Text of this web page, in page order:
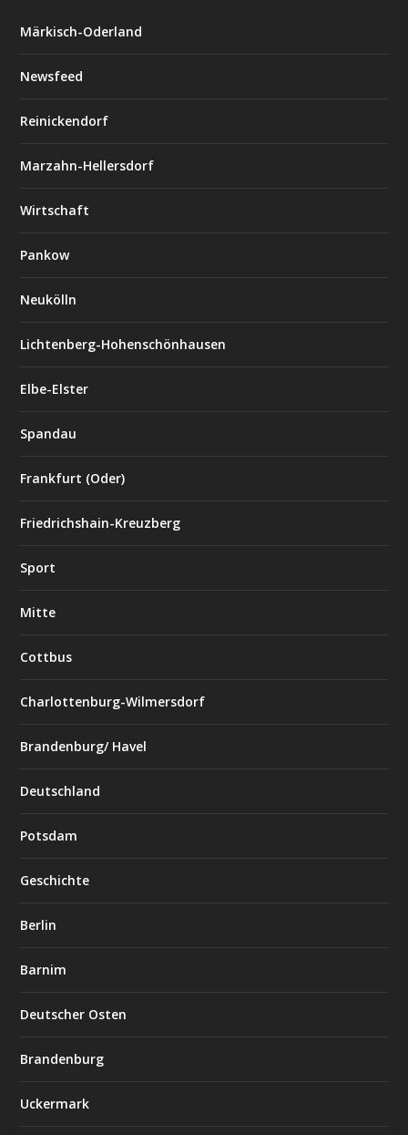
Märkisch-Oderland
Newsfeed
Reinickendorf
Marzahn-Hellersdorf
Wirtschaft
Pankow
Neukölln
Lichtenberg-Hohenschönhausen
Elbe-Elster
Spandau
Frankfurt (Oder)
Friedrichshain-Kreuzberg
Sport
Mitte
Cottbus
Charlottenburg-Wilmersdorf
Brandenburg/ Havel
Deutschland
Potsdam
Geschichte
Berlin
Barnim
Deutscher Osten
Brandenburg
Uckermark